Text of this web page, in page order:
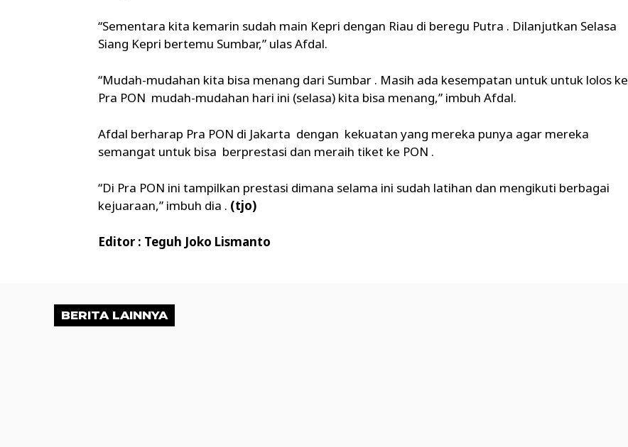
“Sementara kita kemarin sudah main Kepri dengan Riau di beregu Putra . Dilanjutkan Selasa
Siang Kepri bertemu Sumbar,” ulas Afdal.
“Mudah-mudahan kita bisa menang dari Sumbar . Masih ada kesempatan untuk untuk lolos ke
Pra PON mudah-mudahan hari ini (selasa) kita bisa menang,” imbuh Afdal.
Afdal berharap Pra PON di Jakarta dengan kekuatan yang mereka punya agar mereka
semangat untuk bisa berprestasi dan meraih tiket ke PON .
“Di Pra PON ini tampilkan prestasi dimana selama ini sudah latihan dan mengikuti berbagai
kejuaraan,” imbuh dia . (tjo)
Editor : Teguh Joko Lismanto
BERITA LAINNYA